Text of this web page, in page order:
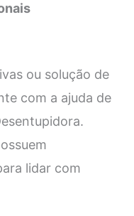
ou solução de
com a ajuda de
lidar com